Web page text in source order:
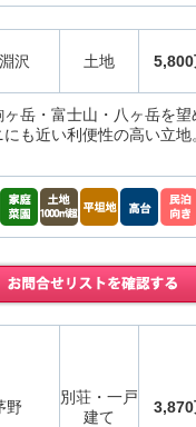
沢 土地 5,800
岳・富士山・八ヶ岳を
も近い利便性の高い立地
野
別荘・一戸
建て
3,870